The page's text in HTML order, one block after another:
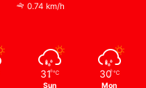
0.74 km/h
31 ℃
Sun
30 ℃
Mon